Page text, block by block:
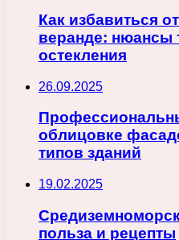
Как избавиться
веранде: нюансы
остекления
26.09.2025
облицовке
типов зданий
19.02.2025
польза и рецепты